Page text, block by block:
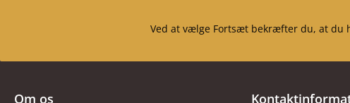
Ved at vælge Fortsæt bekræfter du, at du
Om os